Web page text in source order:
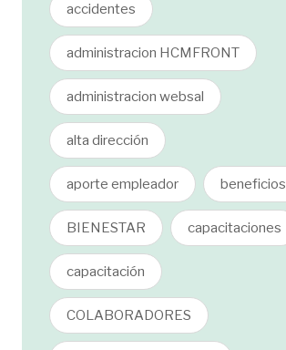
accidentes
administracion HCMFRONT
administracion websal
alta dirección
aporte empleador beneficios
BIENESTAR capacitaciones
capacitación
COLABORADORES